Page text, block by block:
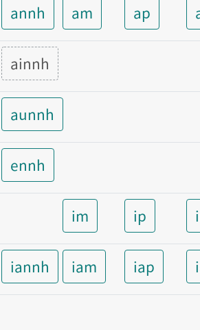
annh am ap
ainnh
aunnh
ennh
im ip
iannh iam iap